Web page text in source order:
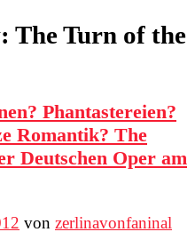
The Turn of the
Phantastereien?
Romantik? The
Deutschen Oper am
von zerlinavonfaninal